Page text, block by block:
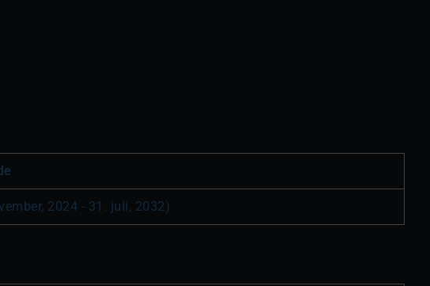
2024 - 31. juli, 2032)